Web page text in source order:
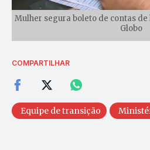
Mulher segura boleto de contas
Globo
COMPARTILHAR
Equipe de transição